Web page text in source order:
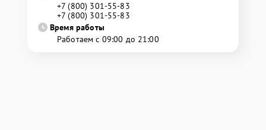
+7 (800) 301-55-83
+7 (800) 301-55-83
Время работы
Работаем с 09:00 до 21:00